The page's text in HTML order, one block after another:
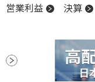
営業利益
決算